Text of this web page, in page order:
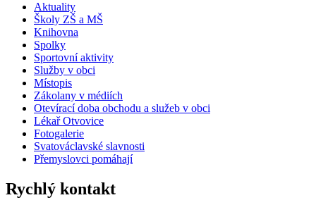
Aktuality
Školy ZŠ a MŠ
Knihovna
Spolky
Sportovní aktivity
Služby v obci
Místopis
Zákolany v médiích
Otevírací doba obchodu a služeb v obci
Lékař Otvovice
Fotogalerie
Svatováclavské slavnosti
Přemyslovci pomáhají
Rychlý kontakt